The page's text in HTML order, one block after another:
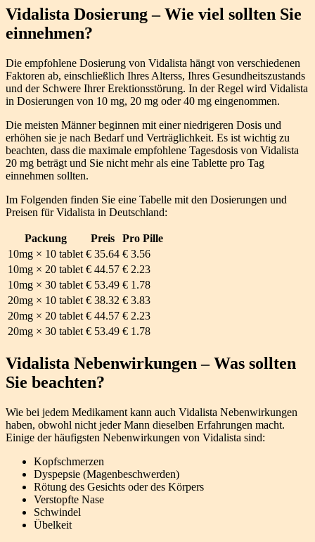
Vidalista Dosierung – Wie viel sollten Sie
einnehmen?
Die empfohlene Dosierung von Vidalista hängt von verschiedenen
Faktoren ab, einschließlich Ihres Alterss, Ihres Gesundheitszustands
und der Schwere Ihrer Erektionsstörung. In der Regel wird Vidalista
in Dosierungen von 10 mg, 20 mg oder 40 mg eingenommen.
Die meisten Männer beginnen mit einer niedrigeren Dosis und
erhöhen sie je nach Bedarf und Verträglichkeit. Es ist wichtig zu
beachten, dass die maximale empfohlene Tagesdosis von Vidalista
20 mg beträgt und Sie nicht mehr als eine Tablette pro Tag
einnehmen sollten.
Im Folgenden finden Sie eine Tabelle mit den Dosierungen und
Preisen für Vidalista in Deutschland:
Packung Preis
Pro Pille
10mg × 10 tablet € 35.64 € 3.56
10mg × 20 tablet € 44.57 € 2.23
10mg × 30 tablet € 53.49 € 1.78
20mg × 10 tablet € 38.32 € 3.83
20mg × 20 tablet € 44.57 € 2.23
20mg × 30 tablet € 53.49 € 1.78
Vidalista Nebenwirkungen – Was sollten
Sie beachten?
Wie bei jedem Medikament kann auch Vidalista Nebenwirkungen
haben, obwohl nicht jeder Mann dieselben Erfahrungen macht.
Einige der häufigsten Nebenwirkungen von Vidalista sind:
Kopfschmerzen
Dyspepsie (Magenbeschwerden)
Rötung des Gesichts oder des Körpers
Verstopfte Nase
Schwindel
Übelkeit